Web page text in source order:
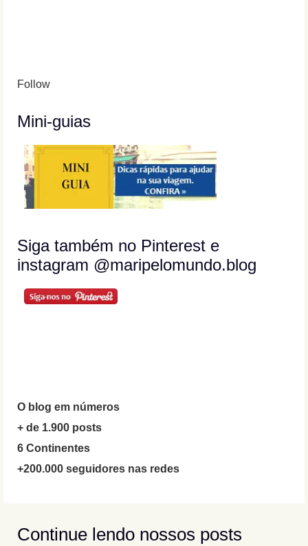
Follow
Mini-guias
Siga também no Pinterest e
instagram @maripelomundo.blog
O blog em números
+ de 1.900 posts
6 Continentes
+200.000 seguidores nas redes
Continue lendo nossos posts